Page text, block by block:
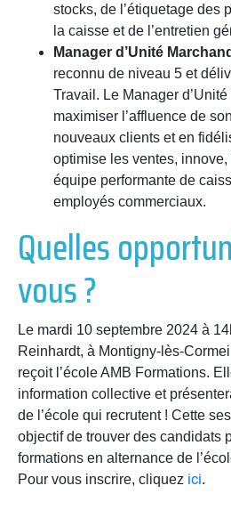
stocks, de l’étiquetage des
la caisse et de l’entretien
Manager d’Unité
reconnu de niveau 5 et
Travail. Le Manager
maximiser l’affluence de
nouveaux clients et en
optimise les ventes,
équipe performante de
employés commerciaux.
Quelles
vous ?
Le mardi 10 septembre 2024 à
Reinhardt, à Montigny-lès-
reçoit l’écoleAMB Formations.
information collective et
de l’école qui recrutent ! Cette
objectif de trouver des candidats
formations en alternance de
Pour vous inscrire, cliquez ici.